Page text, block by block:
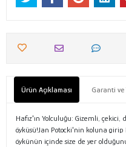
Ürün Açıklaması Garanti ve
Hafız'ın Yolculuğu: Gizemli, çekici,
öyküsü!Jan Potocki'nin koluna girip
öykünün içinde size de yer